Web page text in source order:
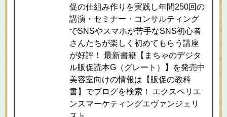
促の仕組み作りを実践し年間250回の
講演・セミナー・コンサルティング
でSNSやスマホが苦手なSNS初心者
さんたちが楽しく初めてもらう講座
が好評！ 最新書籍【まちゃのデジタ
ル販促読本G（グレート）】を発売中
美容室向けの情報は【販促の教科
書】でブログを検索！ エクスペリエ
ンスマーケティングエヴァンジェリ